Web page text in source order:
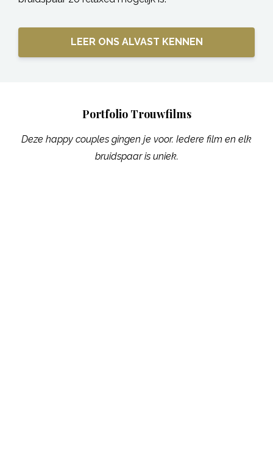
LEER ONS ALVAST KENNEN
Portfolio Trouwfilms
Deze happy couples gingen je voor. Iedere film en elk
bruidspaar is uniek.